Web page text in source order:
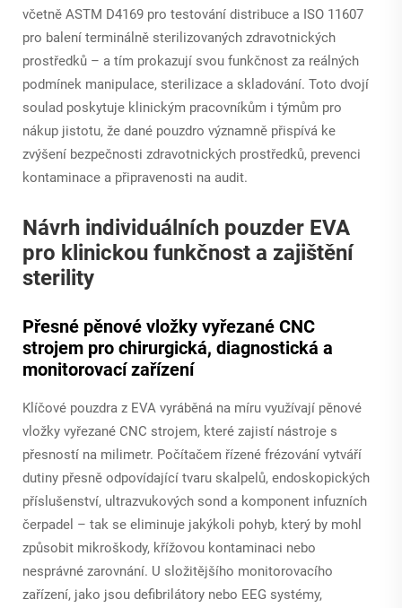
včetně ASTM D4169 pro testování distribuce a ISO 11607
pro balení terminálně sterilizovaných zdravotnických
prostředků – a tím prokazují svou funkčnost za reálných
podmínek manipulace, sterilizace a skladování. Toto dvojí
soulad poskytuje klinickým pracovníkům i týmům pro
nákup jistotu, že dané pouzdro významně přispívá ke
zvýšení bezpečnosti zdravotnických prostředků, prevenci
kontaminace a připravenosti na audit.
Návrh individuálních pouzder EVA
pro klinickou funkčnost a zajištění
sterility
Přesné pěnové vložky vyřezané CNC
strojem pro chirurgická, diagnostická a
monitorovací zařízení
Klíčové pouzdra z EVA vyráběná na míru využívají pěnové
vložky vyřezané CNC strojem, které zajistí nástroje s
přesností na milimetr. Počítačem řízené frézování vytváří
dutiny přesně odpovídající tvaru skalpelů, endoskopických
příslušenství, ultrazvukových sond a komponent infuzních
čerpadel – tak se eliminuje jakýkoli pohyb, který by mohl
způsobit mikroškody, křížovou kontaminaci nebo
nesprávné zarovnání. U složitějšího monitorovacího
zařízení, jako jsou defibrilátory nebo EEG systémy,